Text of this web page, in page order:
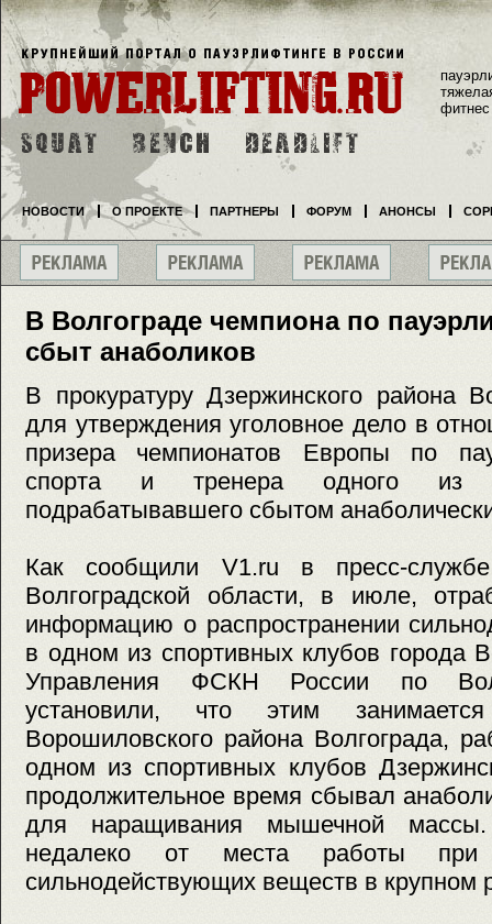
В Волгограде чемпиона по
сбыт анаболиков
В прокуратуру Дзержинского района
для утверждения уголовное дело в
призера чемпионатов Европы по
спорта и тренера одного из
подрабатывавшего сбытом
Как сообщили V1.ru в пресс-
Волгоградской области, в июле,
информацию о распространении
в одном из спортивных клубов города
Управления ФСКН России по
установили, что этим
Ворошиловского района Волгограда,
одном из спортивных клубов
продолжительное время сбывал
для наращивания мышечной
недалеко от места работы при
сильнодействующих веществ в крупном
фитнес
НОВОСТИ О ПРОЕКТЕ ПАРТНЕРЫ ФОРУМ АНОНСЫ